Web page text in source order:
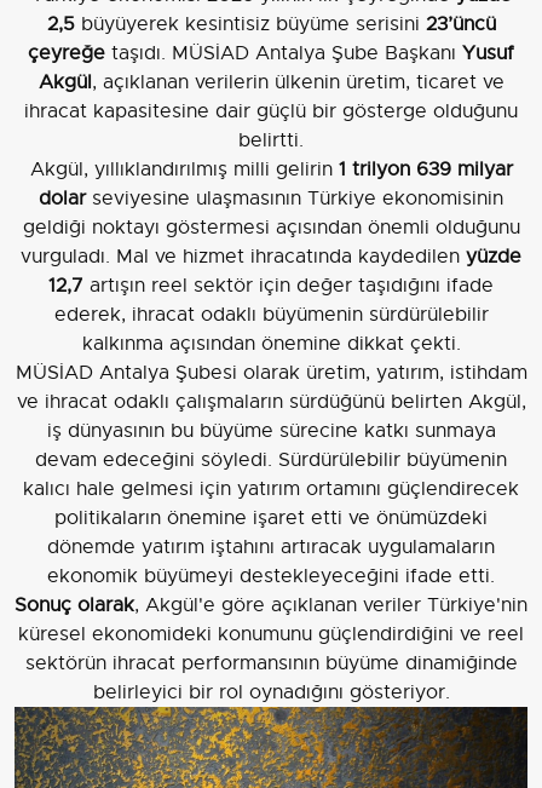
2,5büyüyerek kesintisiz büyüme serisini 23’üncü
çeyreğe taşıdı. MÜSİAD Antalya Şube Başkanı Yusuf
Akgül, açıklanan verilerin ülkenin üretim, ticaret ve
ihracat kapasitesine dair güçlü bir gösterge olduğunu
belirtti.
Akgül, yıllıklandırılmış milli gelirin 1 trilyon 639 milyar
dolarseviyesine ulaşmasının Türkiye ekonomisinin
geldiği noktayı göstermesi açısından önemli olduğunu
vurguladı. Mal ve hizmet ihracatında kaydedilen yüzde
12,7 artışın reel sektör için değer taşıdığını ifade
ederek, ihracat odaklı büyümenin sürdürülebilir
kalkınma açısından önemine dikkat çekti.
MÜSİAD Antalya Şubesi olarak üretim, yatırım, istihdam
ve ihracat odaklı çalışmaların sürdüğünü belirten Akgül,
iş dünyasının bu büyüme sürecine katkı sunmaya
devam edeceğini söyledi. Sürdürülebilir büyümenin
kalıcı hale gelmesi için yatırım ortamını güçlendirecek
politikaların önemine işaret etti ve önümüzdeki
dönemde yatırım iştahını artıracak uygulamaların
ekonomik büyümeyi destekleyeceğini ifade etti.
Sonuç olarak, Akgül'e göre açıklanan veriler Türkiye'nin
küresel ekonomideki konumunu güçlendirdiğini ve reel
sektörün ihracat performansının büyüme dinamiğinde
belirleyici bir rol oynadığını gösteriyor.